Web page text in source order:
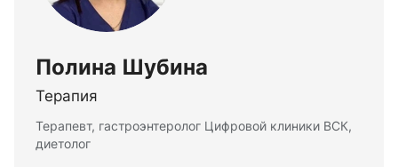
Полина Шубина
Терапия
Терапевт, гастроэнтеролог Цифровой клиники ВСК,
диетолог